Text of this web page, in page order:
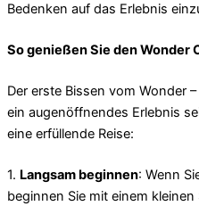
Bedenken auf das Erlebnis
So genießen Sie den Wonder
Der erste Bissen vom Wonder
ein augenöffnendes Erlebnis
eine erfüllende Reise:
1. Langsam beginnen: Wenn
beginnen Sie mit einem